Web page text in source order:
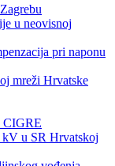
u neovisnoj
pri naponu
mreži Hrvatske
CIGRE
kV u SR Hrvatskoj